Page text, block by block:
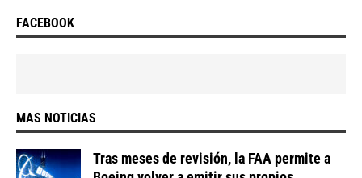
FACEBOOK
MAS NOTICIAS
Tras meses de revisión, la FAA permite a